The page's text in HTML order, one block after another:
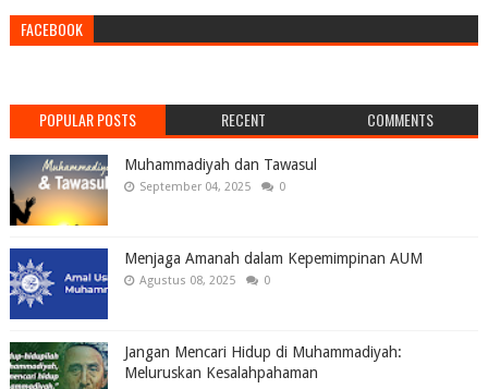
FACEBOOK
POPULAR POSTS RECENT COMMENTS
Muhammadiyah dan Tawasul
September 04, 2025 0
Menjaga Amanah dalam Kepemimpinan AUM
Agustus 08, 2025 0
Jangan Mencari Hidup di Muhammadiyah:
Meluruskan Kesalahpahaman